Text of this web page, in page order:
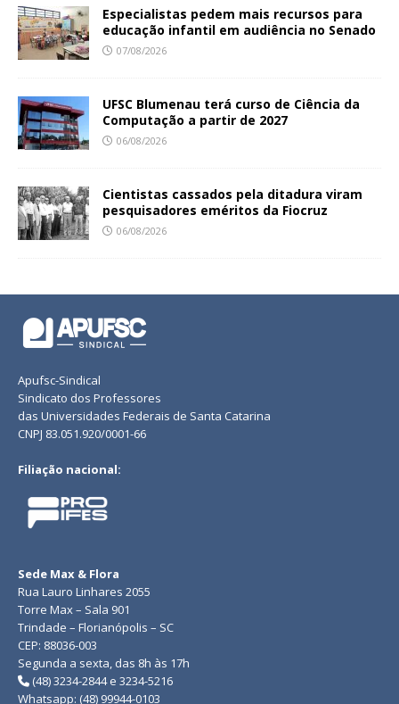
Especialistas pedem mais recursos para
educação infantil em audiência no Senado
07/08/2026
UFSC Blumenau terá curso de Ciência da
Computação a partir de 2027
06/08/2026
Cientistas cassados pela ditadura viram
pesquisadores eméritos da Fiocruz
06/08/2026
Apufsc-Sindical
Sindicato dos Professores
das Universidades Federais de Santa Catarina
CNPJ 83.051.920/0001-66
Filiação nacional:
Sede Max & Flora
Rua Lauro Linhares 2055
Torre Max – Sala 901
Trindade – Florianópolis – SC
CEP: 88036-003
Segunda a sexta, das 8h às 17h
(48) 3234-2844 e 3234-5216
Whatsapp: (48) 99944-0103